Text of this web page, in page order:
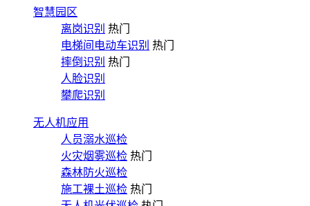
智慧园区
离岗识别 热门
电梯间电动车识别 热门
摔倒识别 热门
人脸识别
攀爬识别
无人机应用
人员溺水巡检
火灾烟雾巡检 热门
森林防火巡检
施工裸土巡检 热门